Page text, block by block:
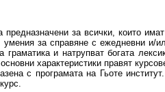
предназначени за всички, които
умения за справяне с ежедневни
граматика и натрупват богата
характеристики правят
с програмата на Гьоте